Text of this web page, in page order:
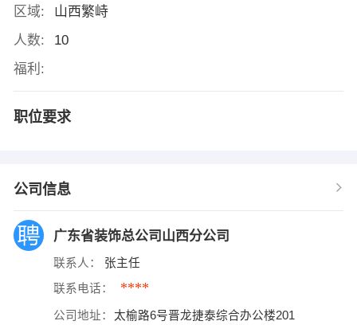
区域:
山西繁峙
人数:
10
福利:
职位要求
公司信息
广东省装饰总公司山西分公司
联系人： 张主任
联系电话： ****
公司地址： 太榆路6号晋龙捷泰综合办公楼201